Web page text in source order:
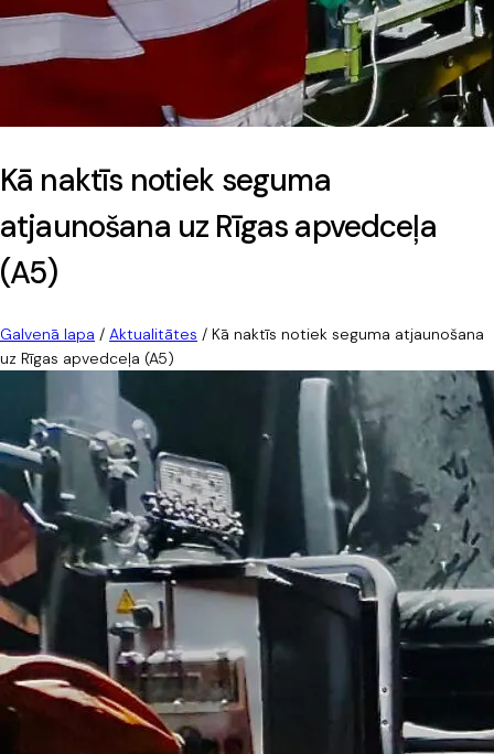
Kā naktīs notiek seguma
atjaunošana uz Rīgas apvedceļa
(A5)
Galvenā lapa / Aktualitātes / Kā naktīs notiek seguma atjaunošana
uz Rīgas apvedceļa (A5)